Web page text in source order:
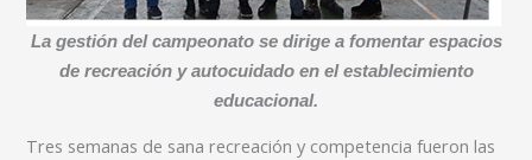
La gestión del campeonato se dirige a fomentar espacios
de recreación y autocuidado en el establecimiento
educacional.
Tres semanas de sana recreación y competencia fueron las